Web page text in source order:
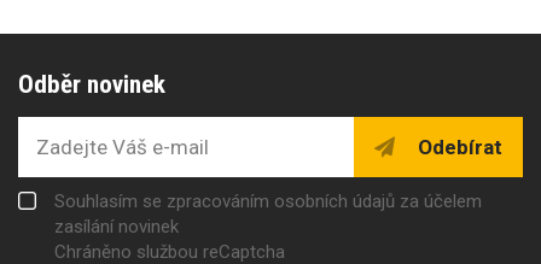
Odběr novinek
Odebírat
Souhlasím se zpracováním osobních údajů za účelem
zasílání novinek
Chráněno službou reCaptcha